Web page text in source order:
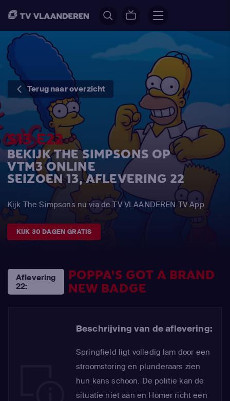
Terug naar overzicht
S13 E22
BEKIJK THE SIMPSONS OP
VTM3 ONLINE
SEIZOEN 13, AFLEVERING 22
Kijk The Simpsons nu via de TV VLAANDEREN TV App
KIJK 30 DAGEN GRATIS
Aflevering
22:
POPPA'S GOT A BRAND
NEW BADGE
Beschrijving van de aflevering:
Springfield ligt volledig lam door een
stroomstoring en plunderaars zien
hun kans schoon. De politie kan de
situatie niet aan en Homer richt een